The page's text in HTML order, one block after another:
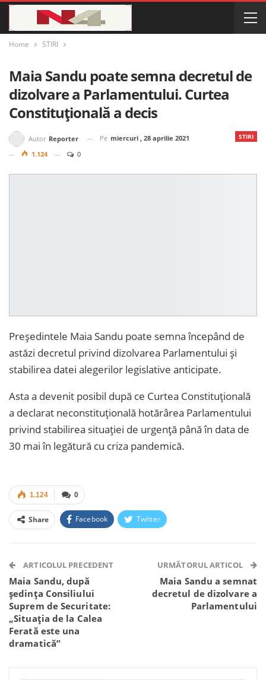
Home STIRI
Maia Sandu poate semna decretul de
dizolvare a Parlamentului. Curtea
Constituțională a decis
STIRI
Autor Reporter Pe miercuri , 28 aprilie 2021
1.124
0
Președintele Maia Sandu poate semna începând de
astăzi decretul privind dizolvarea Parlamentului și
stabilirea datei alegerilor legislative anticipate.
Asta a devenit posibil după ce Curtea Constituțională
a declarat neconstituțională hotărârea Parlamentului
privind stabilirea situației de urgență până în data de
30 mai în legătură cu criza pandemică.
0
1.124
Share Facebook Twitter
Telegram WhatsApp Viber
ARTICOLUL PRECEDENT
Maia Sandu, după
ședința Consiliului
Suprem de Securitate:
„Situația de la Calea
Ferată este una
dramatică”
URMĂTORUL ARTICOL
Maia Sandu a semnat
decretul de dizolvare a
Parlamentului